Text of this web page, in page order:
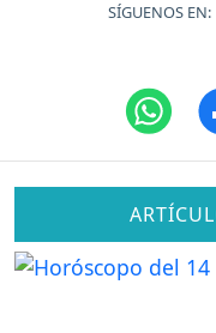
SÍGUENOS EN: